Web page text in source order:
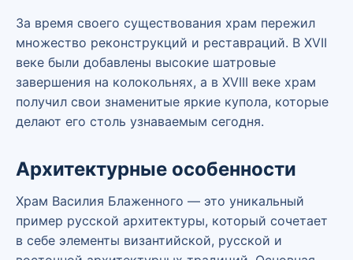
За время своего существования храм пережил
множество реконструкций и реставраций. В XVII
веке были добавлены высокие шатровые
завершения на колокольнях, а в XVIII веке храм
получил свои знаменитые яркие купола, которые
делают его столь узнаваемым сегодня.
Архитектурные особенности
Храм Василия Блаженного — это уникальный
пример русской архитектуры, который сочетает
в себе элементы византийской, русской и